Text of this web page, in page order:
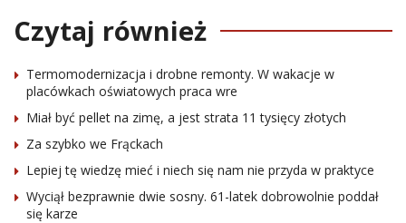
Czytaj również
Termomodernizacja i drobne remonty. W wakacje w
placówkach oświatowych praca wre
Miał być pellet na zimę, a jest strata 11 tysięcy złotych
Za szybko we Frąckach
Lepiej tę wiedzę mieć i niech się nam nie przyda w praktyce
Wyciął bezprawnie dwie sosny. 61-latek dobrowolnie poddał
się karze